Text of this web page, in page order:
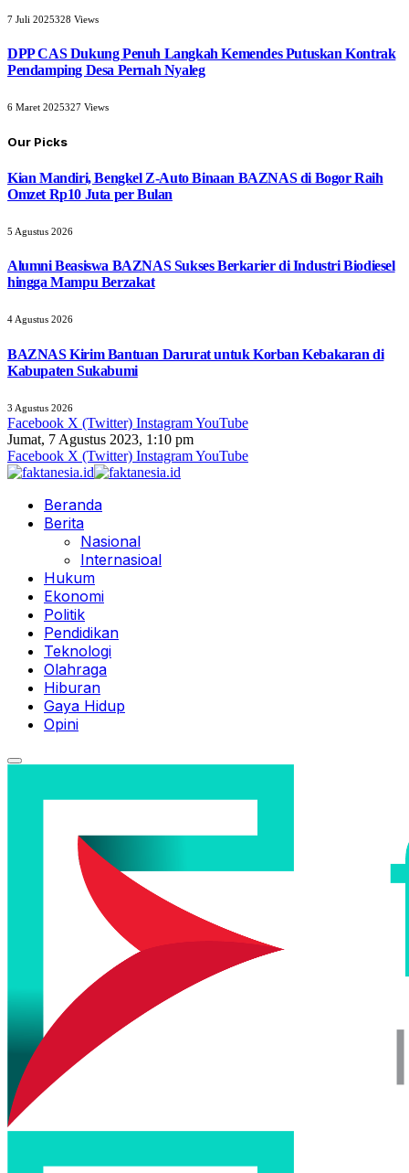
7 Juli 2025328 Views
DPP CAS Dukung Penuh Langkah Kemendes Putuskan Kontrak
Pendamping Desa Pernah Nyaleg
6 Maret 2025327 Views
Our Picks
Kian Mandiri, Bengkel Z-Auto Binaan BAZNAS di Bogor Raih
Omzet Rp10 Juta per Bulan
5 Agustus 2026
Alumni Beasiswa BAZNAS Sukses Berkarier di Industri Biodiesel
hingga Mampu Berzakat
4 Agustus 2026
BAZNAS Kirim Bantuan Darurat untuk Korban Kebakaran di
Kabupaten Sukabumi
3 Agustus 2026
Facebook X (Twitter) InstagramYouTube
Jumat, 7 Agustus 2023, 1:10 pm
Facebook X (Twitter) InstagramYouTube
Beranda
Berita
Nasional
Internasioal
Hukum
Ekonomi
Politik
Pendidikan
Teknologi
Olahraga
Hiburan
Gaya Hidup
Opini